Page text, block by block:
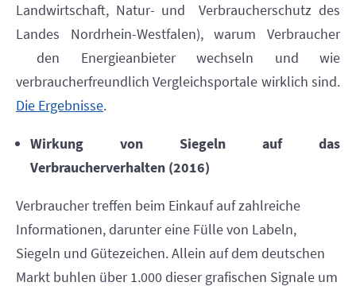
Landwirtschaft, Natur- und
Verbraucherschutz des
Landes Nordrhein-Westfalen), warum Verbraucher
den Energieanbieter wechseln und wie
verbraucherfreundlich Vergleichsportale wirklich sind.
Die Ergebnisse.
Wirkung von Siegeln auf das
Verbraucherverhalten (2016)
Verbraucher treffen beim Einkauf auf zahlreiche
Informationen, darunter eine Fülle von Labeln,
Siegeln und Gütezeichen. Allein auf dem deutschen
Markt buhlen über 1.000 dieser grafischen Signale um